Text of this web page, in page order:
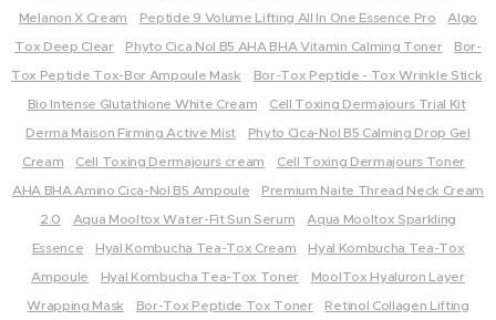
kt voor
normal
e,
droge,
rijpe en
gevoeli
ge
huid.
Belang
rijkste
ingredi
Melanon X Cream
Peptide 9 Volume Lifting All In One Essence Pro
Algo
Tox Deep Clear
Phyto Cica Nol B5 AHA BHA Vitamin Calming Toner
Bor-
Tox Peptide Tox-Bor Ampoule Mask
Bor-Tox Peptide - Tox Wrinkle Stick
Bio Intense Glutathione White Cream
Cell Toxing Dermajours Trial Kit
Derma Maison Firming Active Mist
Phyto Cica-Nol B5 Calming Drop Gel
Cream
Cell Toxing Dermajours cream
Cell Toxing Dermajours Toner
AHA BHA Amino Cica-Nol B5 Ampoule
Premium Naite Thread Neck Cream
2.0
Aqua Mooltox Water-Fit Sun Serum
Aqua Mooltox Sparkling
Essence
Hyal Kombucha Tea-Tox Cream
Hyal Kombucha Tea-Tox
Ampoule
Hyal Kombucha Tea-Tox Toner
MoolTox Hyaluron Layer
Wrapping Mask
Bor-Tox Peptide Tox Toner
Retinol Collagen Lifting